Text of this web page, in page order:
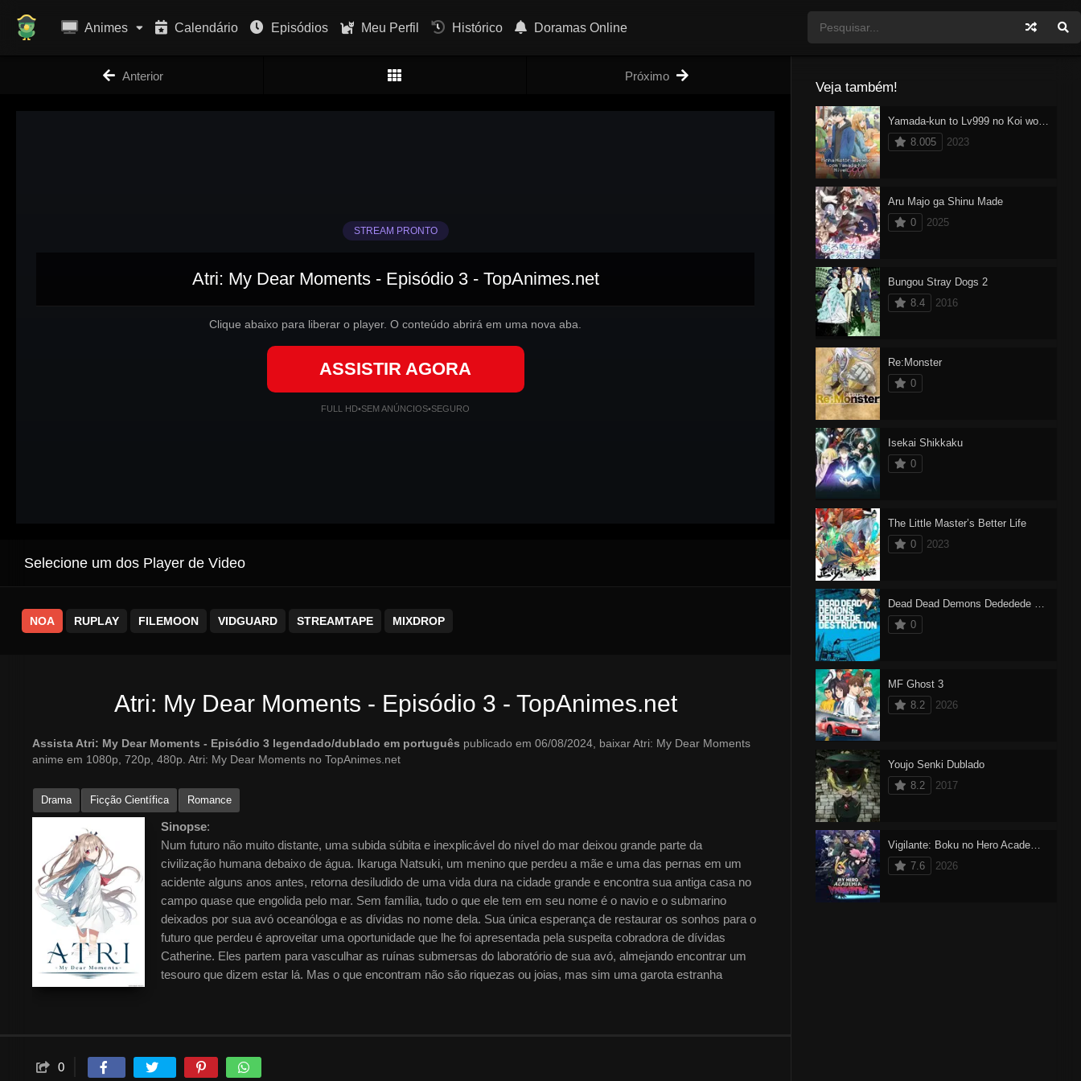
Animes Calendário Episódios Meu Perfil Histórico Doramas Online
Anterior Próximo
STREAM PRONTO
Atri: My Dear Moments - Episódio 3 - TopAnimes.net
Clique abaixo para liberar o player. O conteúdo abrirá em uma nova aba.
ASSISTIR AGORA
FULL HD•SEM ANÚNCIOS•SEGURO
Selecione um dos Player de Video
NOA RUPLAY FILEMOON VIDGUARD STREAMTAPE MIXDROP
Atri: My Dear Moments - Episódio 3 - TopAnimes.net
Assista Atri: My Dear Moments - Episódio 3 legendado/dublado em português publicado em 06/08/2024, baixar Atri: My Dear Moments
anime em 1080p, 720p, 480p. Atri: My Dear Moments no TopAnimes.net
Drama Ficção Científica Romance
Sinopse:
Num futuro não muito distante, uma subida súbita e inexplicável do nível do mar deixou grande parte da
civilização humana debaixo de água. Ikaruga Natsuki, um menino que perdeu a mãe e uma das pernas em um
acidente alguns anos antes, retorna desiludido de uma vida dura na cidade grande e encontra sua antiga casa no
campo quase que engolida pelo mar. Sem família, tudo o que ele tem em seu nome é o navio e o submarino
deixados por sua avó oceanóloga e as dívidas no nome dela. Sua única esperança de restaurar os sonhos para o
futuro que perdeu é aproveitar uma oportunidade que lhe foi apresentada pela suspeita cobradora de dívidas
Catherine. Eles partem para vasculhar as ruínas submersas do laboratório de sua avó, almejando encontrar um
tesouro que dizem estar lá. Mas o que encontram não são riquezas ou joias, mas sim uma garota estranha
0
Veja também!
Yamada-kun to Lv999 no Koi wo Suru Dublado
8.005
2023
Aru Majo ga Shinu Made
0
2025
Bungou Stray Dogs 2
8.4
2016
Re:Monster
0
Isekai Shikkaku
0
The Little Master’s Better Life
0
2023
Dead Dead Demons Dededede Destruction
0
MF Ghost 3
8.2
2026
Youjo Senki Dublado
8.2
2017
Vigilante: Boku no Hero Academia ILLEGALS 2 Dublado
7.6
2026